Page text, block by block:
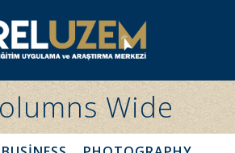
Wide